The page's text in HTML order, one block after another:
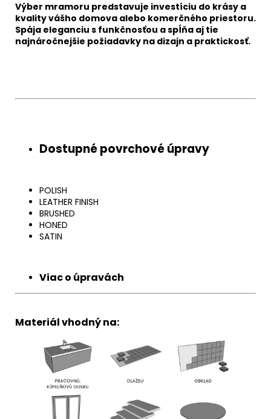
Výber mramoru predstavuje investíciu do krásy a
kvality vášho domova alebo komerčného priestoru.
Spája eleganciu s funkčnosťou a spĺňa aj tie
najnáročnejšie požiadavky na dizajn a praktickosť.
Chat
Dostupné povrchové úpravy
POLISH
LEATHER FINISH
BRUSHED
HONED
SATIN
Viac o úpravách
Materiál vhodný na: